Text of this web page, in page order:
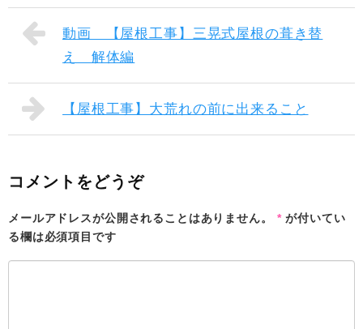
動画 【屋根工事】三晃式屋根の葺き替
え 解体編
【屋根工事】大荒れの前に出来ること
コメントをどうぞ
メールアドレスが公開されることはありません。 *が付いてい
る欄は必須項目です